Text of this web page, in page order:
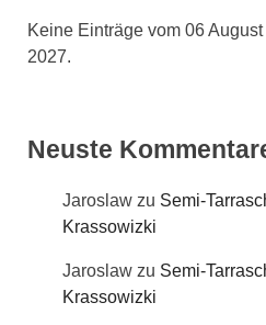
Keine Einträge vom 06
2027.
Neuste
Jaroslaw zu Semi-
Krassowizki
Jaroslaw zu Semi-
Krassowizki